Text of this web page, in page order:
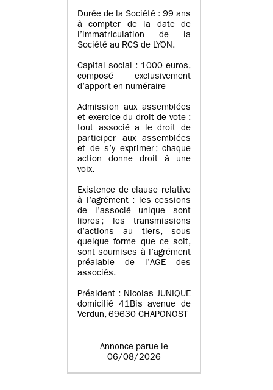
Durée de la Société : 99 ans
à compter de la date de
l’immatriculation de la
Société au RCS de LYON.
Capital social : 1000 euros,
composé exclusivement
d’apport en numéraire
Admission aux assemblées
et exercice du droit de vote :
tout associé a le droit de
participer aux assemblées
et de s’y exprimer ; chaque
action donne droit à une
voix.
Existence de clause relative
à l’agrément : les cessions
de l’associé unique sont
libres ; les transmissions
d’actions au tiers, sous
quelque forme que ce soit,
sont soumises à l’agrément
préalable de l’AGE des
associés.
Président : Nicolas JUNIQUE
domicilié 41Bis avenue de
Verdun, 69630 CHAPONOST
Annonce parue le
06/08/2026